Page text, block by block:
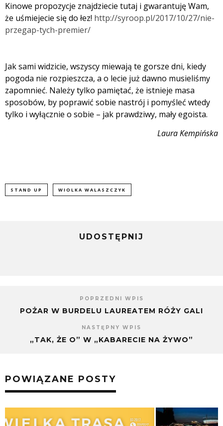
Kinowe propozycje znajdziecie tutaj i gwarantuję Wam,
że uśmiejecie się do łez! http://syroop.pl/2017/10/27/nie-
przegap-tych-premier/
Jak sami widzicie, wszyscy miewają te gorsze dni, kiedy
pogoda nie rozpieszcza, a o lecie już dawno musieliśmy
zapomnieć. Należy tylko pamiętać, że istnieje masa
sposobów, by poprawić sobie nastrój i pomyśleć wtedy
tylko i wyłącznie o sobie – jak prawdziwy, mały egoista.
Laura Kempińska
STAND UP WIOLKA WALASZCZYK
UDOSTĘPNIJ
POPRZEDNI WPIS
POŻAR W BURDELU LAUREATEM RÓŻY GALI
NASTĘPNY WPIS
„TAK, ŻE O” W „KABARECIE NA ŻYWO”
POWIĄZANE POSTY